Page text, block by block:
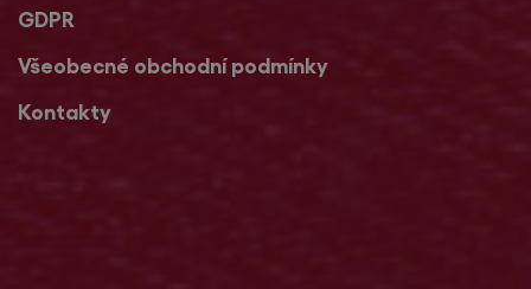
GDPR
Všeobecné obchodní podmínky
Kontakty